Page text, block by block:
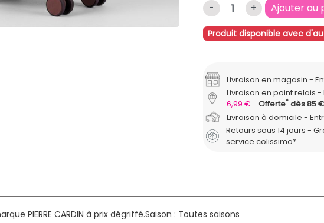
- + Ajouter au
Produit disponible avec
Livraison en magasin
Livraison en point relais
6,99 €
Offerte*dès 85
Livraison à domicile
Retours sous 14 jours -
service colissimo*
PIERRE CARDIN à prix dégriffé.Saison : Toutes saisons